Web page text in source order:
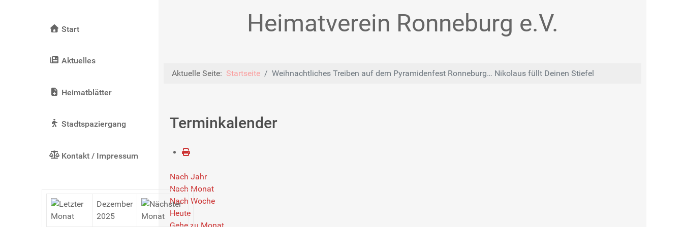
Start
Aktuelles
Heimatblätter
Stadtspaziergang
Kontakt / Impressum
Dezember
2025
Heimatverein Ronneburg e.V.
Aktuelle Seite: Startseite Weihnachtliches Treiben auf dem Pyramidenfest Ronneburg… Nikolaus füllt Deinen Stiefel
Terminkalender
Nach Jahr
Nach Monat
Nach Woche
Heute